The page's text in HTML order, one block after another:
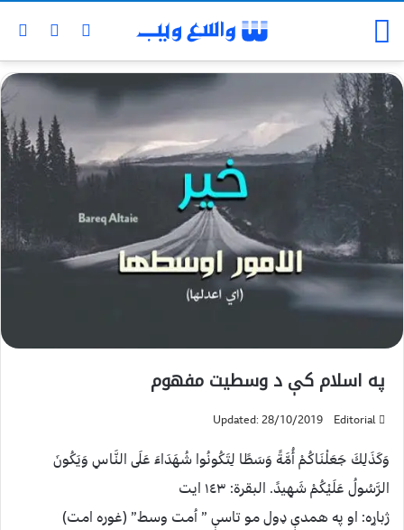
په اسلام كې د وسطيت مفهوم
Editorial
Updated: 28/10/2019
وَكَذَلِكَ جَعَلْنَاكُمْ أُمَّةً وَسَطًا لِتَكُونُوا شُهَدَاءَ عَلَى النَّاسِ وَيَكُونَ
الرَّسُولُ عَلَيْكُمْ شَهِيدً. البقرة: ١٤٣ ايت
ژباړه: او په همدې ډول مو تاسې ” اُمت وسط” (غوره امت)